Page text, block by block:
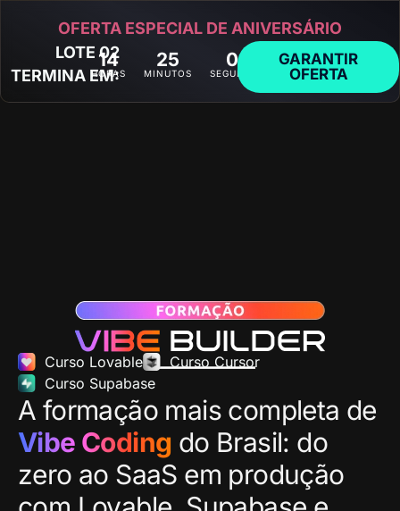
OFERTA ESPECIAL DE ANIVERSÁRIO
LOTE 02
TERMINA EM:
14
HORAS
25
MINUTOS
07
SEGUNDOS
GARANTIR
OFERTA
Curso Lovable
Curso Cursor
Curso Supabase
A formação mais completa de
Vibe Coding do Brasil: do
zero ao SaaS em produção